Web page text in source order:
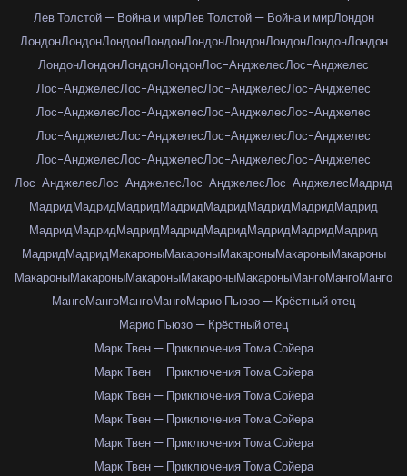
Лев Толстой — Война и мирЛев Толстой — Война и мирЛондон
ЛондонЛондонЛондонЛондонЛондонЛондонЛондонЛондонЛондон
ЛондонЛондонЛондонЛондонЛос-АнджелесЛос-Анджелес
Лос-АнджелесЛос-АнджелесЛос-АнджелесЛос-Анджелес
Лос-АнджелесЛос-АнджелесЛос-АнджелесЛос-Анджелес
Лос-АнджелесЛос-АнджелесЛос-АнджелесЛос-Анджелес
Лос-АнджелесЛос-АнджелесЛос-АнджелесЛос-Анджелес
Лос-АнджелесЛос-АнджелесЛос-АнджелесЛос-АнджелесМадрид
МадридМадридМадридМадридМадридМадридМадридМадрид
МадридМадридМадридМадридМадридМадридМадридМадрид
МадридМадридМакароныМакароныМакароныМакароныМакароны
МакароныМакароныМакароныМакароныМакароныМангоМангоМанго
МангоМангоМангоМангоМарио Пьюзо — Крёстный отец
Марио Пьюзо — Крёстный отец
Марк Твен — Приключения Тома Сойера
Марк Твен — Приключения Тома Сойера
Марк Твен — Приключения Тома Сойера
Марк Твен — Приключения Тома Сойера
Марк Твен — Приключения Тома Сойера
Марк Твен — Приключения Тома Сойера